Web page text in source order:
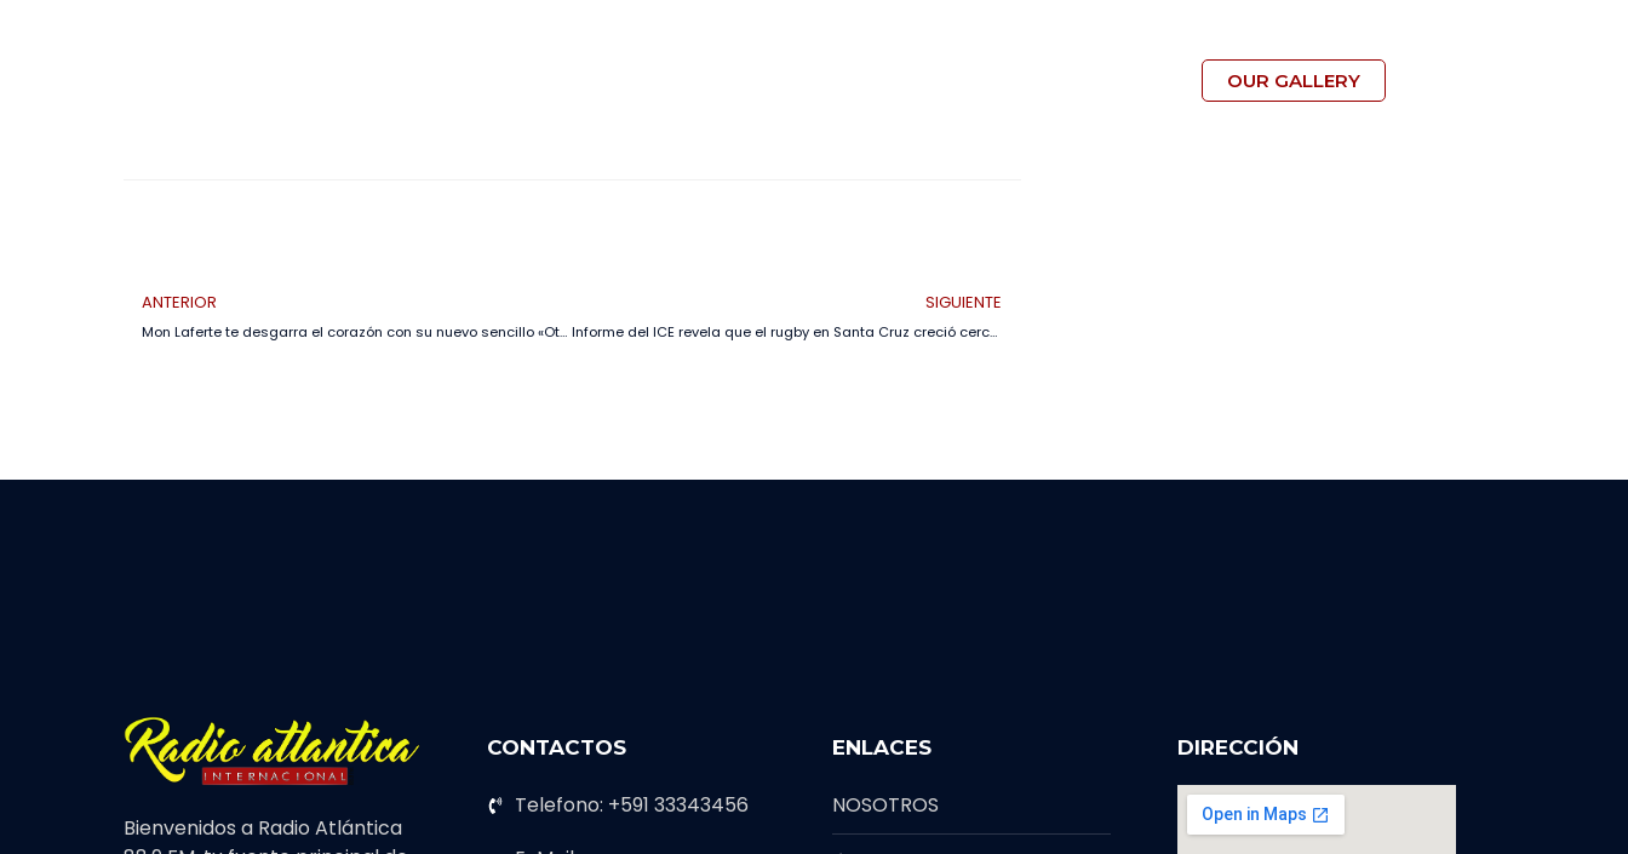
ANTERIOR
Mon Laferte te desgarra el corazón con su nuevo sencillo «Otra Noche De Llorar”
SIGUIENTE
Informe del ICE revela que el rugby en Santa Cruz creció cerca del 40% en los últimos cinco años
OUR GALLERY
Bienvenidos a Radio Atlántica
CONTACTOS
Telefono: +591 33343456
ENLACES
NOSOTROS
DIRECCIÓN